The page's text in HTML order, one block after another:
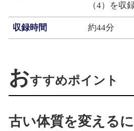
（4）を収録
収録時間 約44分
おすすめポイント
古い体質を変える